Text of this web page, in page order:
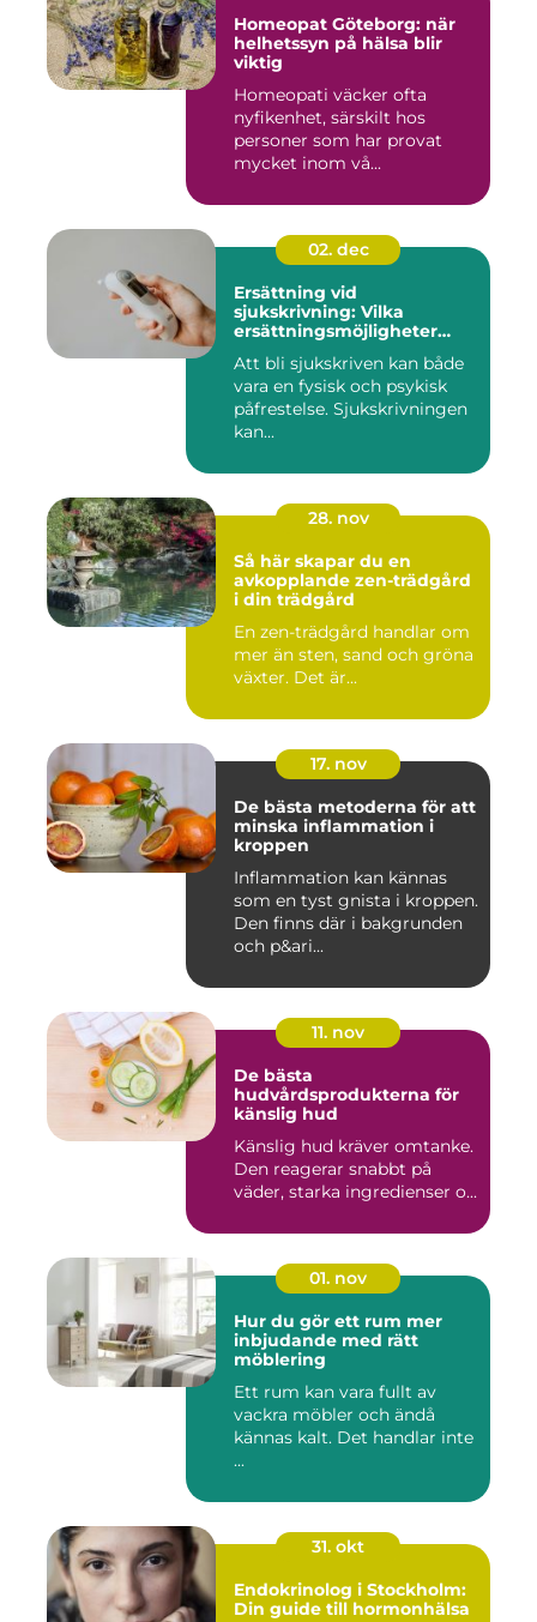
Homeopat Göteborg: när
helhetssyn på hälsa blir
viktig
Homeopati väcker ofta
nyfikenhet, särskilt hos
personer som har provat
mycket inom vå...
02. dec
Ersättning vid
sjukskrivning: Vilka
ersättningsmöjligheter
Att bli sjukskriven kan både
vara en fysisk och psykisk
påfrestelse. Sjukskrivningen
kan...
28. nov
Så här skapar du en
avkopplande zen-trädgård
i din trädgård
En zen-trädgård handlar om
mer än sten, sand och gröna
växter. Det är...
17. nov
De bästa metoderna för att
minska inflammation i
kroppen
Inflammation kan kännas
som en tyst gnista i kroppen.
Den finns där i bakgrunden
och p&ari...
11. nov
De bästa
hudvårdsprodukterna för
känslig hud
Känslig hud kräver omtanke.
Den reagerar snabbt på
väder, starka ingredienser o...
01. nov
Hur du gör ett rum mer
inbjudande med rätt
möblering
Ett rum kan vara fullt av
vackra möbler och ändå
kännas kalt. Det handlar inte
...
31. okt
Endokrinolog i Stockholm:
Din guide till hormonhälsa